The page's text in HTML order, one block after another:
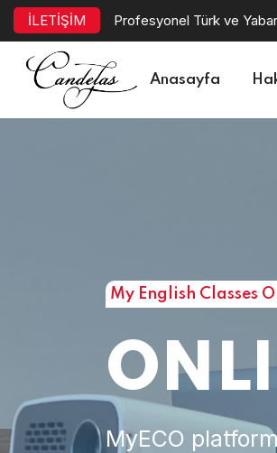
İLETİŞİM Profesyonel Türk ve
Anasayfa
My English Classes
MyECO